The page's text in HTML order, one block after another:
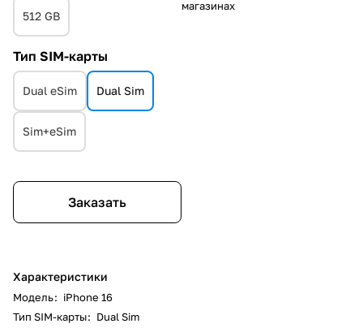
512 GB
Тип SIM-карты
Dual eSim Dual Sim
Sim+eSim
Заказать
Характеристики
Модель: iPhone 16
Тип SIM-карты: Dual Sim
магазинах